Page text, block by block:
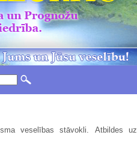
veselības stāvokli.
Atbildes uz